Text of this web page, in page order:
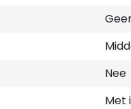
Nee
Met